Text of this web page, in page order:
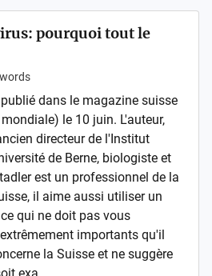
pourquoi tout le
words
dans le magazine suisse
le 10 juin. L'auteur,
directeur de l'Institut
de Berne, biologiste et
est un professionnel de la
il aime aussi utiliser un
qui ne doit pas vous
importants qu'il
la Suisse et ne suggère